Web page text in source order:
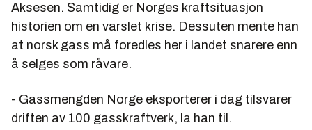
Aksesen. Samtidig er Norges kraftsituasjon
historien om en varslet krise. Dessuten mente han
at norsk gass må foredles her i landet snarere enn
å selges som råvare.
- Gassmengden Norge eksporterer i dag tilsvarer
driften av 100 gasskraftverk, la han til.